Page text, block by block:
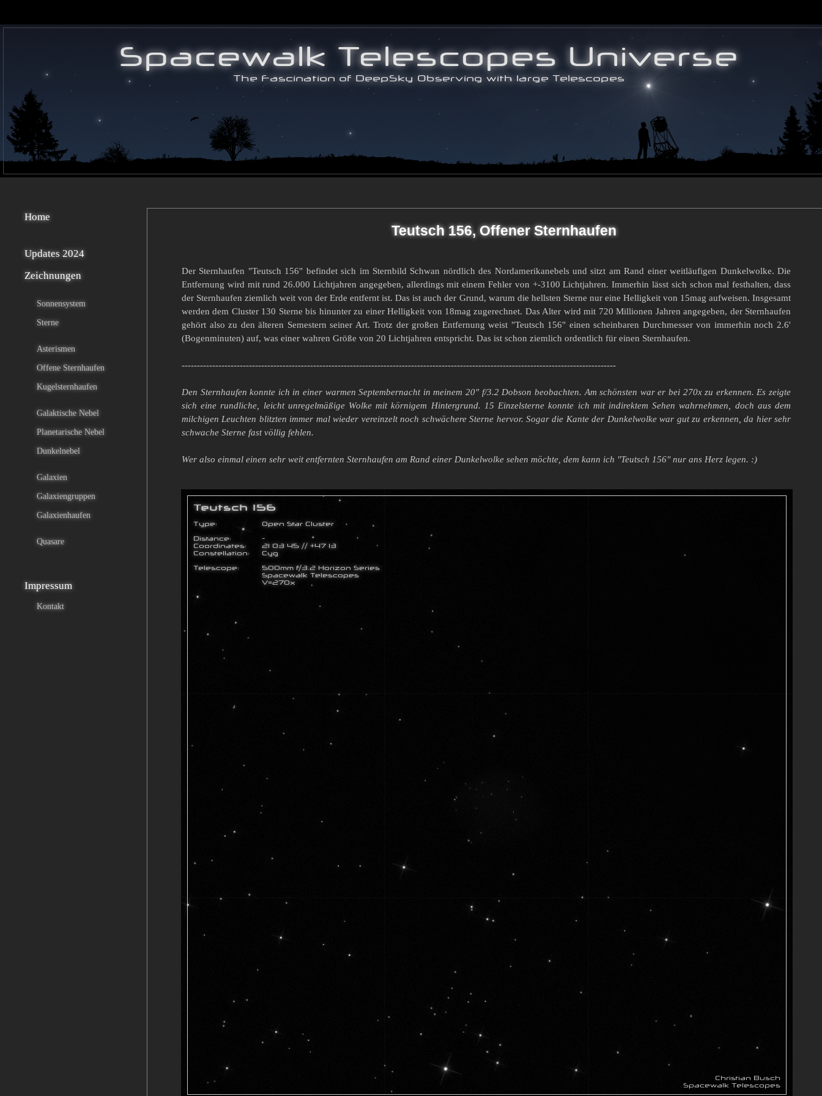
Home
Updates 2024
Zeichnungen
Sonnensystem
Sterne
Asterismen
Offene Sternhaufen
Kugelsternhaufen
Galaktische Nebel
Planetarische Nebel
Dunkelnebel
Galaxien
Galaxiengruppen
Galaxienhaufen
Quasare
Impressum
Kontakt
Teutsch 156, Offener Sternhaufen
Der Sternhaufen "Teutsch 156" befindet sich im Sternbild Schwan nördlich des Nordamerikanebels und sitzt am Rand einer weitläufigen Dunkelwolke. Die
Entfernung wird mit rund 26.000 Lichtjahren angegeben, allerdings mit einem Fehler von +-3100 Lichtjahren. Immerhin lässt sich schon mal festhalten, dass
der Sternhaufen ziemlich weit von der Erde entfernt ist. Das ist auch der Grund, warum die hellsten Sterne nur eine Helligkeit von 15mag aufweisen. Insgesamt
werden dem Cluster 130 Sterne bis hinunter zu einer Helligkeit von 18mag zugerechnet. Das Alter wird mit 720 Millionen Jahren angegeben, der Sternhaufen
gehört also zu den älteren Semestern seiner Art. Trotz der großen Entfernung weist "Teutsch 156" einen scheinbaren Durchmesser von immerhin noch 2.6'
(Bogenminuten) auf, was einer wahren Größe von 20 Lichtjahren entspricht. Das ist schon ziemlich ordentlich für einen Sternhaufen.
----------------------------------------------------------------------------------------------------------------------------------------------
Den Sternhaufen konnte ich in einer warmen Septembernacht in meinem 20" f/3.2 Dobson beobachten. Am schönsten war er bei 270x zu erkennen. Es zeigte
sich eine rundliche, leicht unregelmäßige Wolke mit körnigem Hintergrund. 15 Einzelsterne konnte ich mit indirektem Sehen wahrnehmen, doch aus dem
milchigen Leuchten blitzten immer mal wieder vereinzelt noch schwächere Sterne hervor. Sogar die Kante der Dunkelwolke war gut zu erkennen, da hier sehr
schwache Sterne fast völlig fehlen.
Wer also einmal einen sehr weit entfernten Sternhaufen am Rand einer Dunkelwolke sehen möchte, dem kann ich "Teutsch 156" nur ans Herz legen. :)